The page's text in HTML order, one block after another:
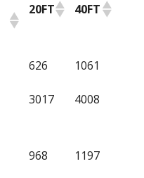
20FT 40FT
20FT 40FT
626 1061
3017 4008
968 1197